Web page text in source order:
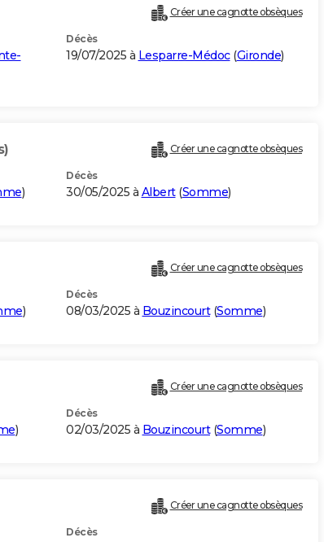
Créer une cagnotte obsèques
Décès
19/07/2025 à Lesparre-Médoc(Gironde)
Créer une cagnotte obsèques
)
Décès
30/05/2025 à Albert(Somme)
Créer une cagnotte obsèques
)
Décès
08/03/2025 à Bouzincourt(Somme)
Créer une cagnotte obsèques
)
Décès
02/03/2025 à Bouzincourt(Somme)
Créer une cagnotte obsèques
Décès